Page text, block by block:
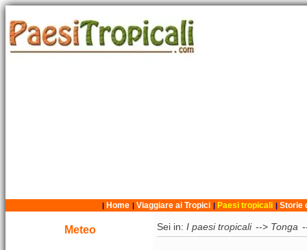
| Home | Viaggiare ai Tropici | Paesi tropicali | Storie
Meteo Sei in: I paesi tropicali --> Tonga